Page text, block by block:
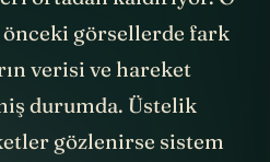
ortadan kaldırıyor. O
görsellerde fark
verisi ve hareket
durumda. Üstelik